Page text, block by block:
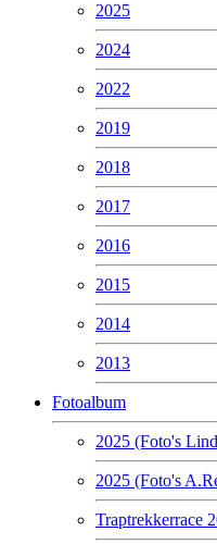
2025
2024
2022
2019
2018
2017
2016
2015
2014
2013
Fotoalbum
2025 (Foto's
2025 (Foto's
Traptrekkerrace